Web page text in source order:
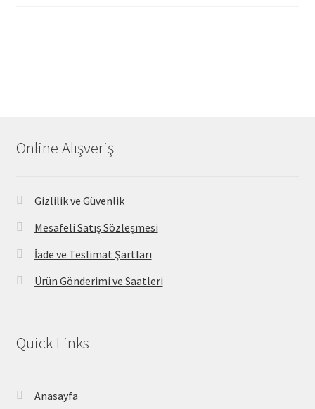
Online Alışveriş
Gizlilik ve Güvenlik
Mesafeli Satış Sözleşmesi
İade ve Teslimat Şartları
Ürün Gönderimi ve Saatleri
Quick Links
Anasayfa